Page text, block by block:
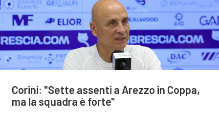
Corini: "Sette assenti a Arezzo in Coppa,
ma la squadra è forte"